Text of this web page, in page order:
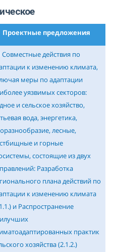
Проектные предложения
Совместные действия по
к изменению климата,
меры по адаптации
уязвимых секторов:
и сельское хозяйство,
вода, энергетика,
лесные,
и горные
состоящие из двух
Разработка
плана действий по
к изменению климата
и Распространение
практик
хозяйства (2.1.2.)